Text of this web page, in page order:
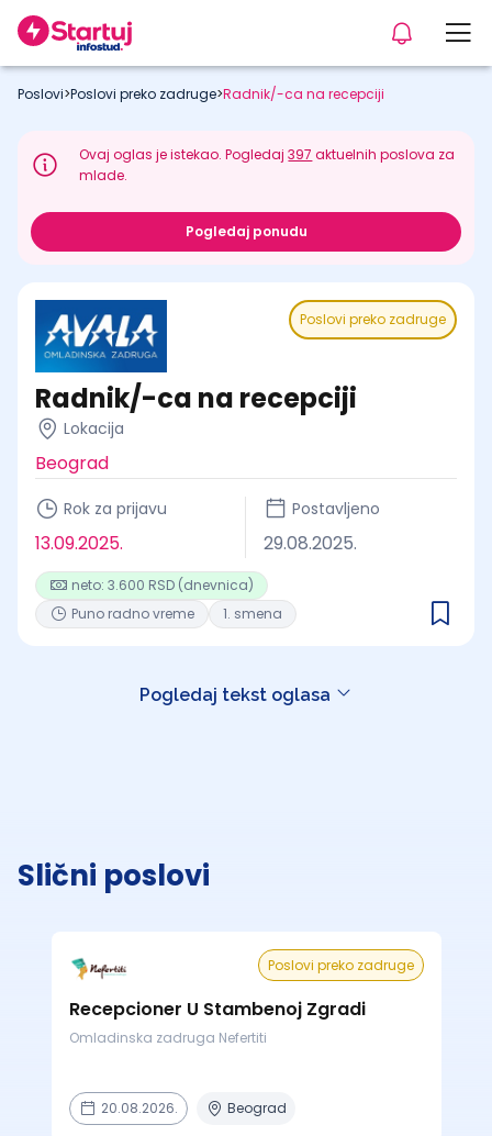
Poslovi>Poslovi preko zadruge>Radnik/-ca na recepciji
Ovaj oglas je istekao. Pogledaj397 aktuelnih poslova za
mlade.
Pogledaj ponudu
Poslovi preko zadruge
Radnik/-ca na recepciji
Lokacija
Beograd
Rok za prijavu
13.09.2025.
Postavljeno
29.08.2025.
neto: 3.600 RSD (dnevnica)
Puno radno vreme
1. smena
Pogledaj tekst oglasa
Slični poslovi
Poslovi preko zadruge
Recepcioner U Stambenoj Zgradi
Omladinska zadruga Nefertiti
20.08.2026. Beograd